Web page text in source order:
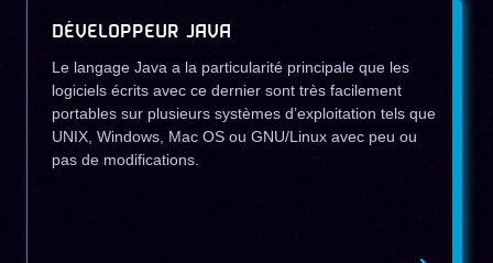
DÉVELOPPEUR JAVA
Le langage Java a la particularité principale que les
logiciels écrits avec ce dernier sont très facilement
portables sur plusieurs systèmes d’exploitation tels que
UNIX, Windows, Mac OS ou GNU/Linux avec peu ou
pas de modifications.